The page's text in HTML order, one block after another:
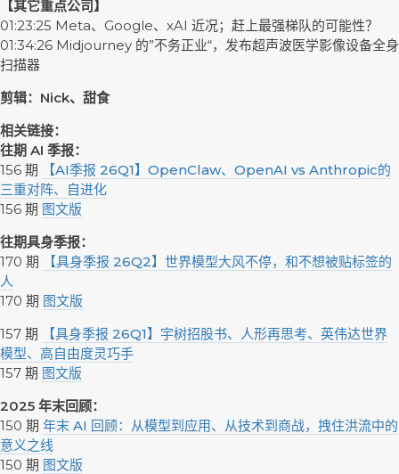
【其它重点公司】
01:23:25 Meta、Google、xAI 近况；赶上最强梯队的可能性？
01:34:26 Midjourney 的”不务正业“，发布超声波医学影像设备全身
扫描器
剪辑：Nick、甜食
相关链接：
往期 AI 季报：
156 期
【AI季报 26Q1】OpenClaw、OpenAI vs Anthropic的
三重对阵、自进化
156 期 图文版
往期具身季报：
170 期
【具身季报 26Q2】世界模型大风不停，和不想被贴标签的
人
170 期 图文版
157 期
【具身季报 26Q1】宇树招股书、人形再思考、英伟达世界
模型、高自由度灵巧手
157 期 图文版
2025 年末回顾：
150 期 年末 AI 回顾：从模型到应用、从技术到商战，拽住洪流中的
意义之线
150 期 图文版